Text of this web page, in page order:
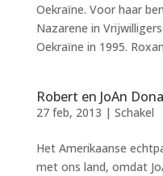
Oekraïne. Voor haar
Nazarene in
Oekraïne in 1995.
Robert en JoAn
27 feb, 2013 | Schakel
Het Amerikaanse
met ons land, omdat